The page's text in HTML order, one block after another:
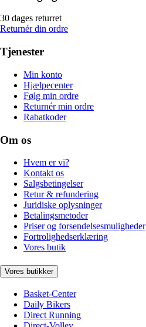
30 dages returret
Returnér din ordre
Tjenester
Min konto
Hjælpecenter
Følg min ordre
Returnér min ordre
Rabatkoder
Om os
Hvem er vi?
Kontakt os
Salgsbetingelser
Retur & refundering
Juridiske oplysninger
Betalingsmetoder
Priser og forsendelsesmuligheder
Fortrolighedserklæring
Vores butik
Vores butikker
Basket-Center
Daily Bikers
Direct Running